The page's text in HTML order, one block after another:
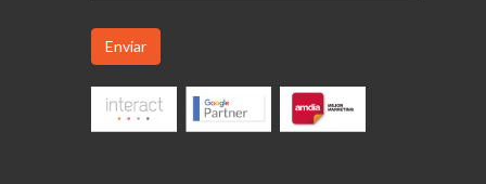
Enviar